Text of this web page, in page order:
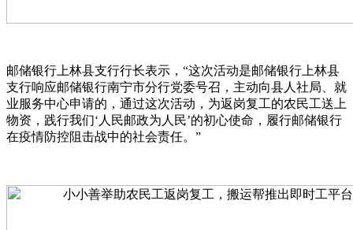
邮储银行上林县支行行长表示，“这次活动是邮储银行上林县
支行响应邮储银行南宁市分行党委号召，主动向县人社局、就
业服务中心申请的，通过这次活动，为返岗复工的农民工送上
物资，践行我们‘人民邮政为人民’的初心使命，履行邮储银行
在疫情防控阻击战中的社会责任。”